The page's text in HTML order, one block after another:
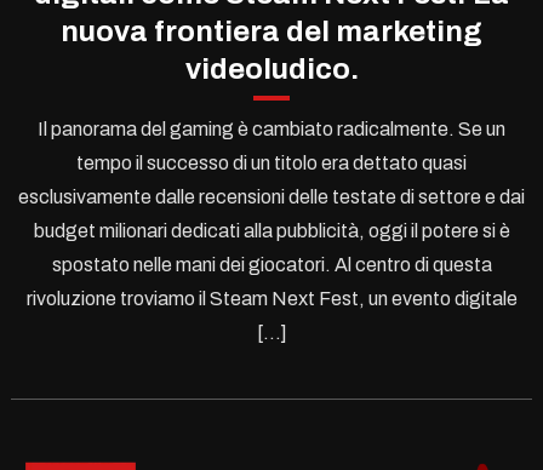
nuova frontiera del marketing
videoludico.
Il panorama del gaming è cambiato radicalmente. Se un
tempo il successo di un titolo era dettato quasi
esclusivamente dalle recensioni delle testate di settore e dai
budget milionari dedicati alla pubblicità, oggi il potere si è
spostato nelle mani dei giocatori. Al centro di questa
rivoluzione troviamo il Steam Next Fest, un evento digitale
[…]